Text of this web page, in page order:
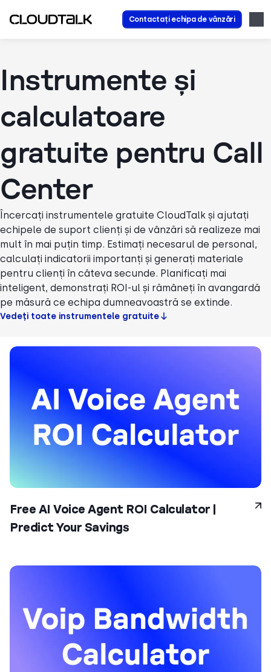
Contactați echipa de vânzări
Instrumente și
calculatoare
gratuite pentru Call
Center
Încercați instrumentele gratuite CloudTalk și ajutați
echipele de suport clienți și de vânzări să realizeze mai
mult în mai puțin timp. Estimați necesarul de personal,
calculați indicatorii importanți și generați materiale
pentru clienți în câteva secunde. Planificați mai
inteligent, demonstrați ROI-ul și rămâneți în avangardă
pe măsură ce echipa dumneavoastră se extinde.
Vedeți toate instrumentele gratuite
Free AI Voice Agent ROI Calculator |
Predict Your Savings